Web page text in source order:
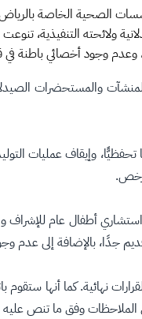
الصحية الخاصة
ولائحته التنفيذية،
وعدم وجود أخصائي
والمستحضرات
وإيقاف عمليات
بالإضافة إلى عدم وجود
بالإضافة إلى عدم
نهائية. كما أنها
وفق ما تنص عليه